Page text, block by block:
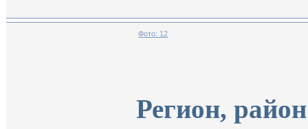
Фото: 12
Регион,